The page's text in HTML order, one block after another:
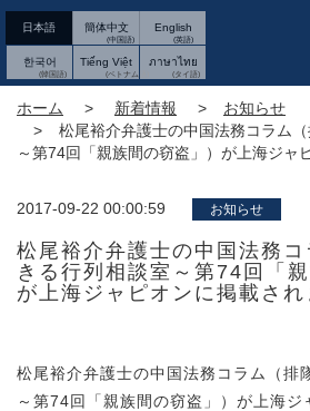
日本語 簡体中文 English
한국어 Tiếng Việt ภาษาไทย
ホーム 新着情報
お知らせ
松尾裕介弁護士の中国法務コラム
～第74回「親族間の窃盗」）が上海ジャ
2017-09-22 00:00:59 お知らせ
松尾裕介弁護士の中国法務
きる行列相談室～第74回「親
が上海ジャピオンに掲載され
松尾裕介弁護士の中国法務コラム（排
～第74回「親族間の窃盗」）が上海ジ